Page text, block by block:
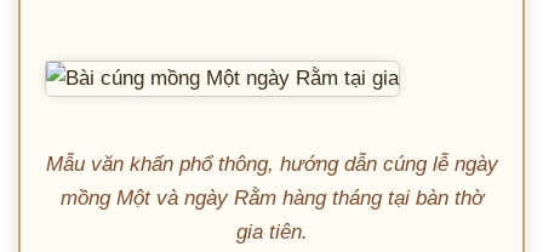
Mẫu văn khấn phổ thông, hướng dẫn cúng lễ ngày
mồng Một và ngày Rằm hàng tháng tại bàn thờ
gia tiên.